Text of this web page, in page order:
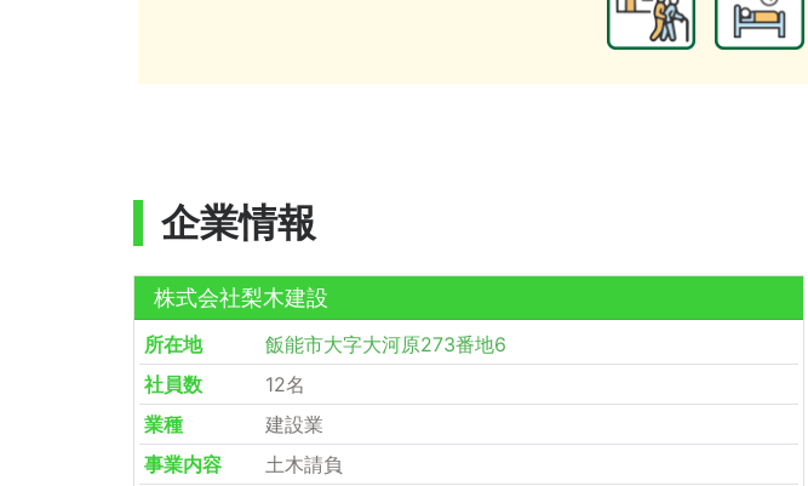
企業情報
株式会社梨木建設
所在地
飯能市大字大河原273番地6
社員数
12名
業種
建設業
事業内容
土木請負